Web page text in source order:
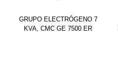
GRUPO ELECTRÓGENO 7
KVA, CMC GE 7500 ER